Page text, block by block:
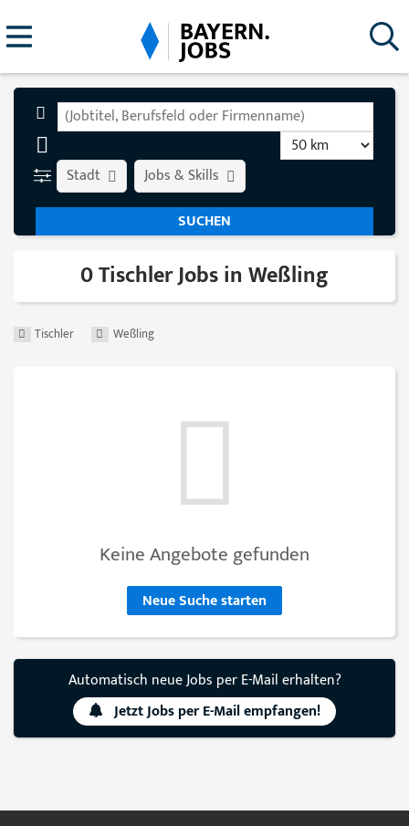
Stadt Jobs & Skills
0 Tischler Jobs in Weßling
Tischler Weßling
Keine Angebote gefunden
Neue Suche starten
Automatisch neue Jobs per E-Mail erhalten?
Jetzt Jobs per E-Mail empfangen!